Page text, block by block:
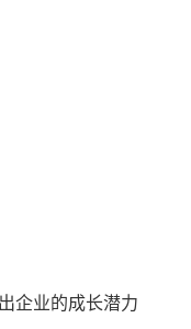
企业的成长潜力